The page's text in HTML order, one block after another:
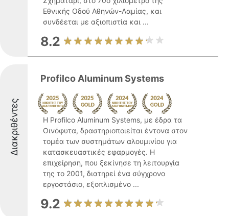
Εθνικής Οδού Αθηνών-Λαμίας, και
συνδέεται με αξιοπιστία και ...
8.2
Διακριθέντες
Profilco Aluminum Systems
Η Profilco Aluminum Systems, με έδρα τα
Οινόφυτα, δραστηριοποιείται έντονα στον
τομέα των συστημάτων αλουμινίου για
κατασκευαστικές εφαρμογές. Η
επιχείρηση, που ξεκίνησε τη λειτουργία
της το 2001, διατηρεί ένα σύγχρονο
εργοστάσιο, εξοπλισμένο ...
9.2